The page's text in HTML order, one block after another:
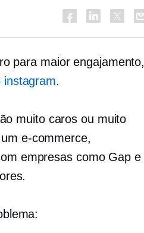
para maior engajamento,
instagram.
muito caros ou muito
e-commerce,
empresas como Gap e